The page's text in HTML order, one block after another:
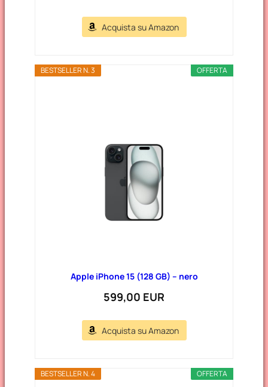
Acquista su Amazon
OFFERTA
BESTSELLER N. 3
Apple iPhone 15 (128 GB) – nero
599,00 EUR
Acquista su Amazon
OFFERTA
BESTSELLER N. 4